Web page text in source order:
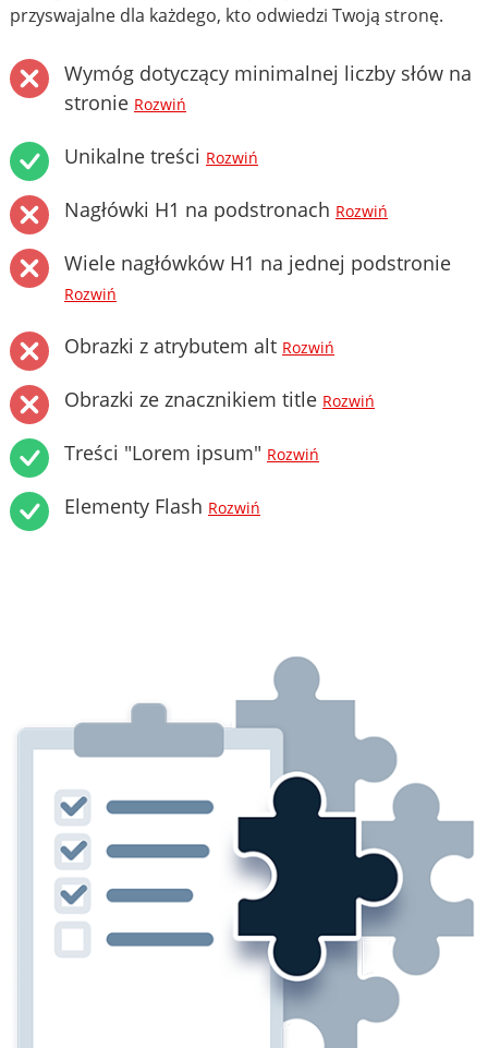
przyswajalne dla każdego, kto odwiedzi Twoją stronę.
Wymóg dotyczący minimalnej liczby słów na
stronie Rozwiń
Unikalne treści Rozwiń
Nagłówki H1 na podstronach Rozwiń
Wiele nagłówków H1 na jednej podstronie
Rozwiń
Obrazki z atrybutem alt Rozwiń
Obrazki ze znacznikiem title Rozwiń
Treści "Lorem ipsum" Rozwiń
Elementy Flash Rozwiń